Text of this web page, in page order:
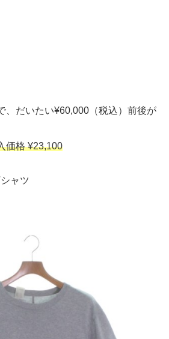
、だいたい¥60,000（税込）前後が
価格 ¥23,100
ャツ